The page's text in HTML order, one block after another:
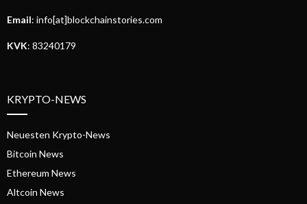
Email: info[at]blockchainstories.com
KVK: 83240179
KRYPTO-NEWS
Neuesten Krypto-News
Bitcoin News
Ethereum News
Altcoin News